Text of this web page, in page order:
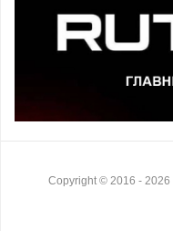
Copyright © 2016 - 2026